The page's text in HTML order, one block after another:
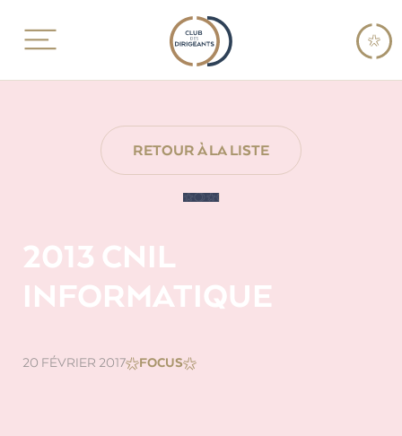
RETOUR À LA LISTE
2013 CNIL
INFORMATIQUE
20 FÉVRIER 2017 FOCUS